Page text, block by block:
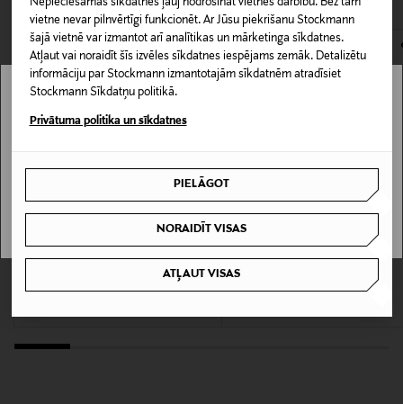
vietne nevar pilnvērtīgi funkcionēt. Ar Jūsu piekrišanu Stockmann
šajā vietnē var izmantot arī analītikas un mārketinga sīkdatnes.
Atļaut vai noraidīt šīs izvēles sīkdatnes iespējams zemāk. Detalizētu
informāciju par Stockmann izmantotajām sīkdatnēm atradīsiet
Stockmann Sīkdatņu politikā.
Privātuma politika un sīkdatnes
PIELĀGOT
NORAIDĪT VISAS
ATĻAUT VISAS
LASĪT VAIRĀK
Materiāls
100% vilna
Krāsa
RUMĀNIJA
Ražotāja daļas numurs
111016
0,00 € – 4,90 €
TIGER OF SWEDEN
Ease Double Breasted Mix & Match
vilnas žakete
MATINIQUE
Žakete
Stockmann nav pieejams tavā valstī.
I UNDERSTAND